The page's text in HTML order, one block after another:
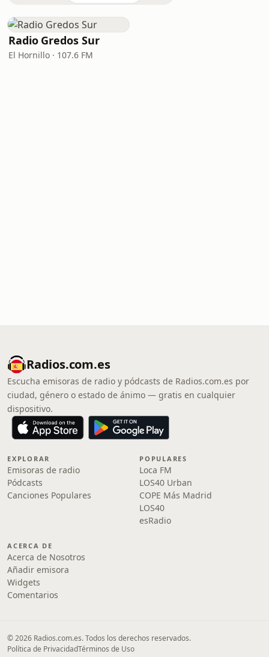
Radio Gredos Sur
El Hornillo · 107.6 FM
Radios.com.es
Escucha emisoras de radio y pódcasts de Radios.com.es por
ciudad, género o estado de ánimo — gratis en cualquier
dispositivo.
EXPLORAR
Emisoras de radio
Pódcasts
Canciones Populares
POPULARES
Loca FM
LOS40 Urban
COPE Más Madrid
LOS40
esRadio
ACERCA DE
Acerca de Nosotros
Añadir emisora
Widgets
Comentarios
© 2026 Radios.com.es. Todos los derechos reservados.
Política de PrivacidadTérminos de Uso